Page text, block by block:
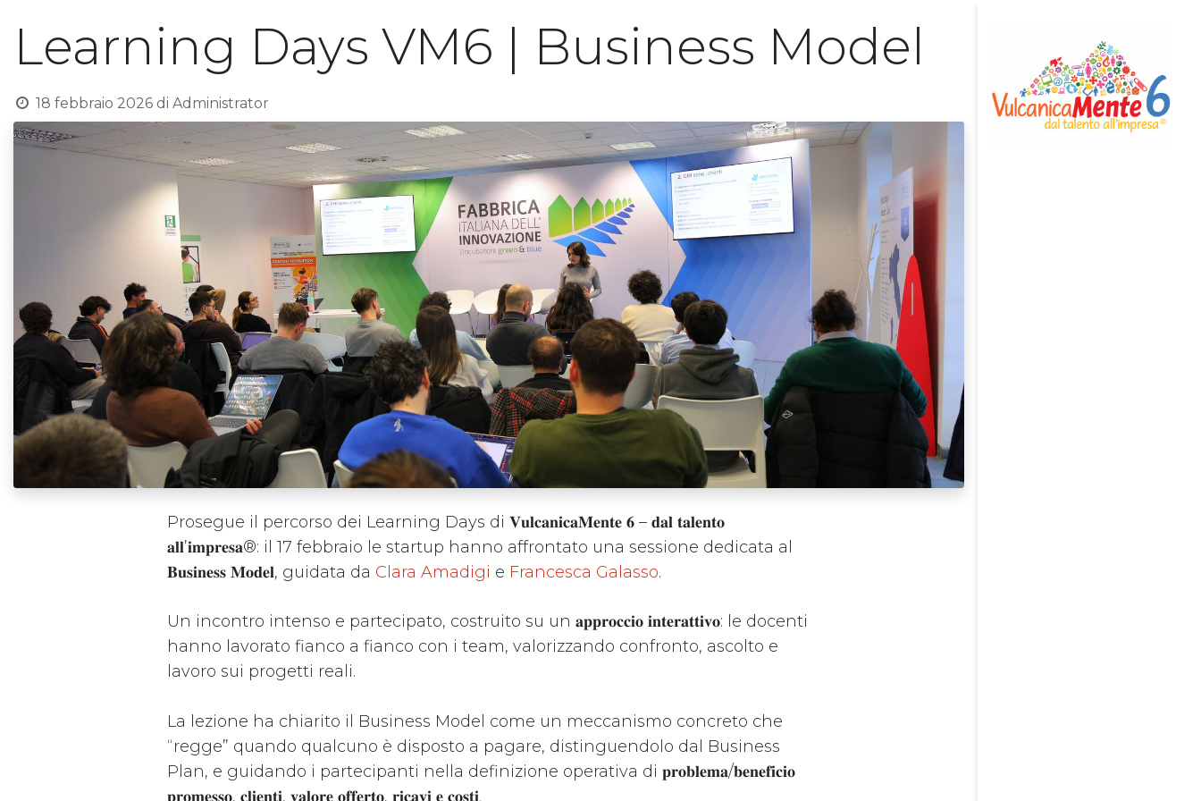
Learning Days VM6 | Business Model
18 febbraio 2026 di Administrator
Prosegue il percorso dei Learning Days di 𝐕𝐮𝐥𝐜𝐚𝐧𝐢𝐜𝐚𝐌𝐞𝐧𝐭𝐞 𝟔 – 𝐝𝐚𝐥 𝐭𝐚𝐥𝐞𝐧𝐭𝐨
𝐚𝐥𝐥’𝐢𝐦𝐩𝐫𝐞𝐬𝐚®: il 17 febbraio le startup hanno affrontato una sessione dedicata al
𝐁𝐮𝐬𝐢𝐧𝐞𝐬𝐬 𝐌𝐨𝐝𝐞𝐥, guidata da Clara Amadigi e Francesca Galasso.
Un incontro intenso e partecipato, costruito su un 𝐚𝐩𝐩𝐫𝐨𝐜𝐜𝐢𝐨 𝐢𝐧𝐭𝐞𝐫𝐚𝐭𝐭𝐢𝐯𝐨: le docenti
hanno lavorato fianco a fianco con i team, valorizzando confronto, ascolto e
lavoro sui progetti reali.
La lezione ha chiarito il Business Model come un meccanismo concreto che
“regge” quando qualcuno è disposto a pagare, distinguendolo dal Business
Plan, e guidando i partecipanti nella definizione operativa di 𝐩𝐫𝐨𝐛𝐥𝐞𝐦𝐚/𝐛𝐞𝐧𝐞𝐟𝐢𝐜𝐢𝐨
𝐩𝐫𝐨𝐦𝐞𝐬𝐬𝐨, 𝐜𝐥𝐢𝐞𝐧𝐭𝐢, 𝐯𝐚𝐥𝐨𝐫𝐞 𝐨𝐟𝐟𝐞𝐫𝐭𝐨, 𝐫𝐢𝐜𝐚𝐯𝐢 𝐞 𝐜𝐨𝐬𝐭𝐢.
Home
Avviso di selezione
Privacy Policy